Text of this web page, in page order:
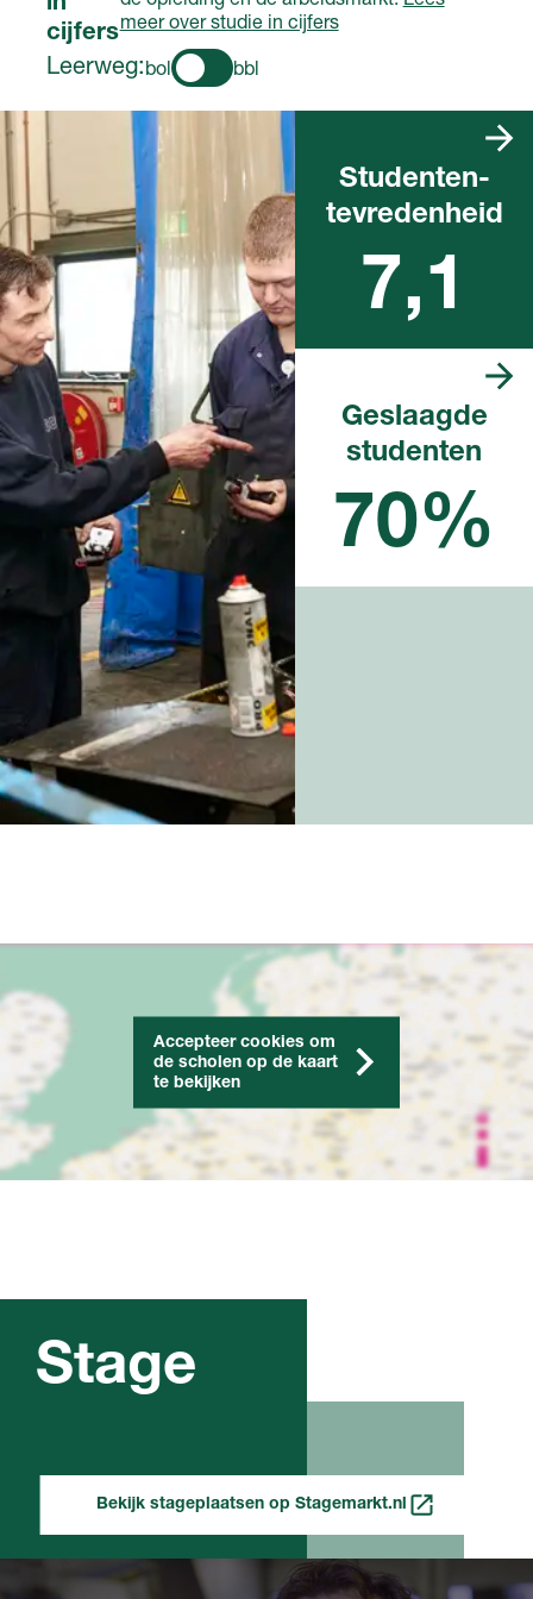
cijfersmeer over studie in cijfers
Leerweg: bol bbl
Studenten­
tevredenheid
7,1
Geslaagde
studenten
70%
afgelopen schooljaar
Accepteer cookies om
de scholen op de kaart
te bekijken
Stage
Bekijk stageplaatsen op Stagemarkt.nl